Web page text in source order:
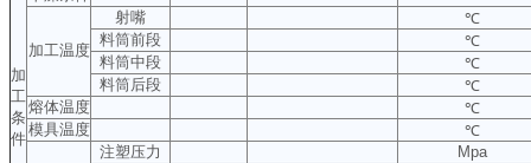
加
工
条
件
加工温度
射嘴
℃
料筒前段
℃
料筒中段
℃
料筒后段
℃
熔体温度
℃
模具温度
℃
注塑压力
Mpa